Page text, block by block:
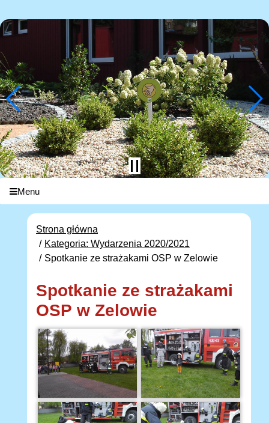
Menu
Strona główna
Kategoria: Wydarzenia 2020/2021
Spotkanie ze strażakami OSP w Zelowie
Spotkanie ze strażakami
OSP w Zelowie